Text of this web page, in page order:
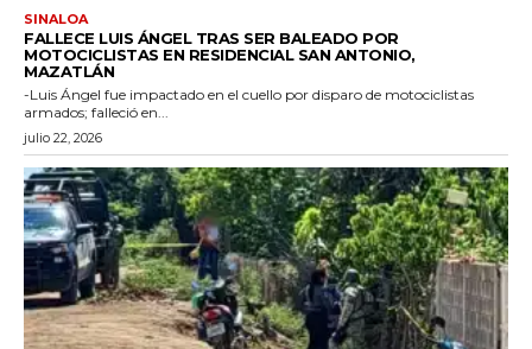
SINALOA
FALLECE LUIS ÁNGEL TRAS SER BALEADO POR
MOTOCICLISTAS EN RESIDENCIAL SAN ANTONIO,
MAZATLÁN
-Luis Ángel fue impactado en el cuello por disparo de motociclistas
armados; falleció en...
julio 22, 2026